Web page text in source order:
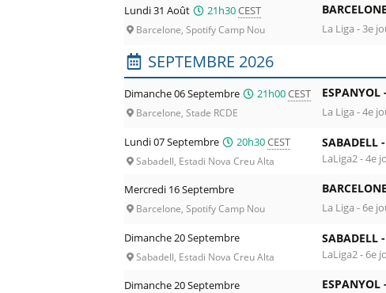
Lundi 31 Août 21h30CEST
Barcelone, Spotify Camp Nou La Liga - 3e
SEPTEMBRE 2026
Dimanche 06 Septembre 21h00CEST
Barcelone, Stade RCDE
ESPANYOL -
La Liga - 4e
Lundi 07 Septembre 20h30CEST
Sabadell, Estadi Nova Creu Alta
SABADELL -
LaLiga2 - 4e
Mercredi 16 Septembre
Barcelone, Spotify Camp Nou La Liga - 6e
Dimanche 20 Septembre
Sabadell, Estadi Nova Creu Alta
SABADELL -
LaLiga2 - 6e
Dimanche 20 Septembre ESPANYOL -